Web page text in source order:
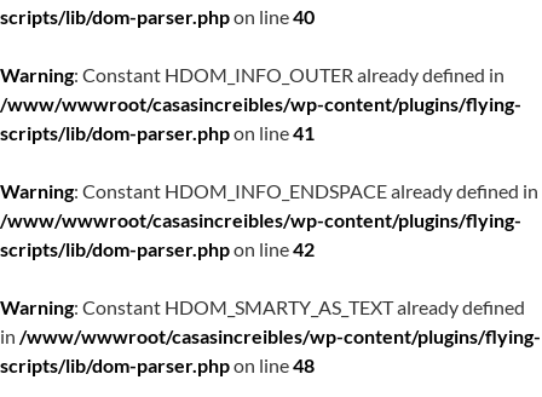
scripts/lib/dom-parser.phpon line40
Warning: Constant HDOM_INFO_OUTER already defined in
/www/wwwroot/casasincreibles/wp-content/plugins/flying-
scripts/lib/dom-parser.phpon line41
Warning: Constant HDOM_INFO_ENDSPACE already defined in
/www/wwwroot/casasincreibles/wp-content/plugins/flying-
scripts/lib/dom-parser.phpon line42
Warning: Constant HDOM_SMARTY_AS_TEXT already defined
in /www/wwwroot/casasincreibles/wp-content/plugins/flying-
scripts/lib/dom-parser.phpon line48